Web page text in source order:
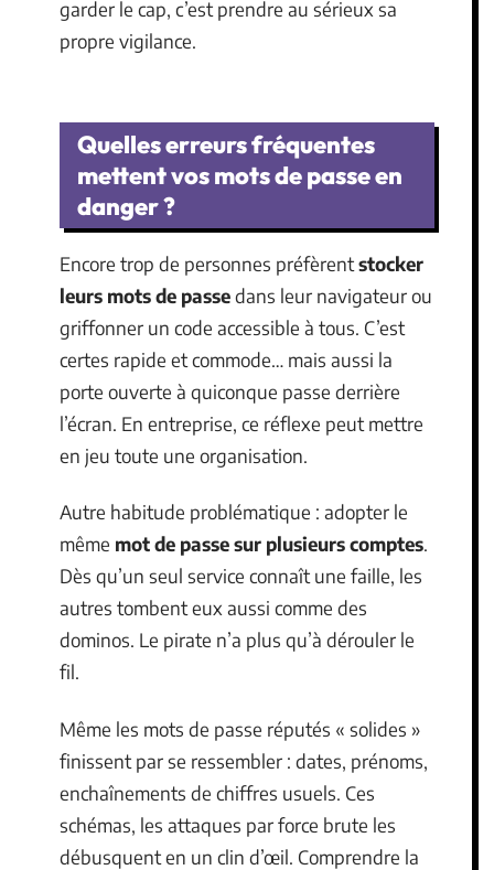
garder le cap, c’est prendre au sérieux sa
propre vigilance.
Quelles erreurs fréquentes
mettent vos mots de passe en
danger ?
Encore trop de personnes préfèrentstocker
leurs mots de passedans leur navigateur ou
griffonner un code accessible à tous. C’est
certes rapide et commode… mais aussi la
porte ouverte à quiconque passe derrière
l’écran. En entreprise, ce réflexe peut mettre
en jeu toute une organisation.
Autre habitude problématique : adopter le
même mot de passe sur plusieurs comptes.
Dès qu’un seul service connaît une faille, les
autres tombent eux aussi comme des
dominos. Le pirate n’a plus qu’à dérouler le
fil.
Même les mots de passe réputés « solides »
finissent par se ressembler : dates, prénoms,
enchaînements de chiffres usuels. Ces
schémas, les attaques par force brute les
débusquent en un clin d’œil. Comprendre la